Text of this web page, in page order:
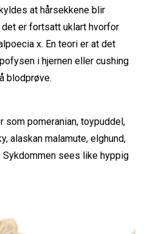
at hårsekkene blir
er fortsatt uklart hvorfor
x. En teori er at det
i hjernen eller cushing
blodprøve.
som pomeranian, toypuddel,
alaskan malamute, elghund,
Sykdommen sees like hyppig